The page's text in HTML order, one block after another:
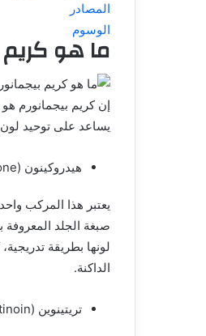
المصادر
الوسوم
ما هو كريم
إن كريم بيجمانورم
يساعد على توحيد لون
هيدروكينون (Hydroquinone)
يعتبر هذا المركب
صبغة الجلد المعروفة
لونها بطريقة
الداكنة.
تريتينوين (Tretinoin)